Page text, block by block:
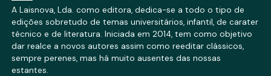
A Laisnova, Lda. como editora, dedica-se a todo o tipo de
edições sobretudo de temas universitários, infantil, de carater
técnico e de literatura. Iniciada em 2014, tem como objetivo
dar realce a novos autores assim como reeditar clássicos,
sempre perenes, mas há muito ausentes das nossas
estantes.